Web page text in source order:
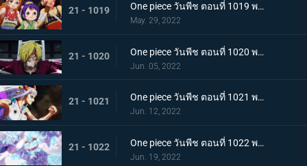
21 - 1019 One piece วันพีช ตอนที่ 1019 พากย์ไทย แผนลับของโอทามะ! สุดยอดแผนการคิบิดังโกะ
May. 29, 2022
21 - 1020 One piece วันพีช ตอนที่ 1020 พากย์ไทย ซันจิตะโกนสุดเสียง! SOS ที่ดังก้องทั่วเกาะ
Jun. 05, 2022
21 - 1021 One piece วันพีช ตอนที่ 1021 พากย์ไทย สแพงค์แสนรุนแรง! ปัญหาเรื่องผู้หญิงของซันจิ
Jun. 12, 2022
21 - 1022 One piece วันพีช ตอนที่ 1022 พากย์ไทย ไม่นึกเสียใจ ลูฟี่กับลูกพี่สายสัมพันธ์ศิษย์อาจารย์
Jun. 19, 2022